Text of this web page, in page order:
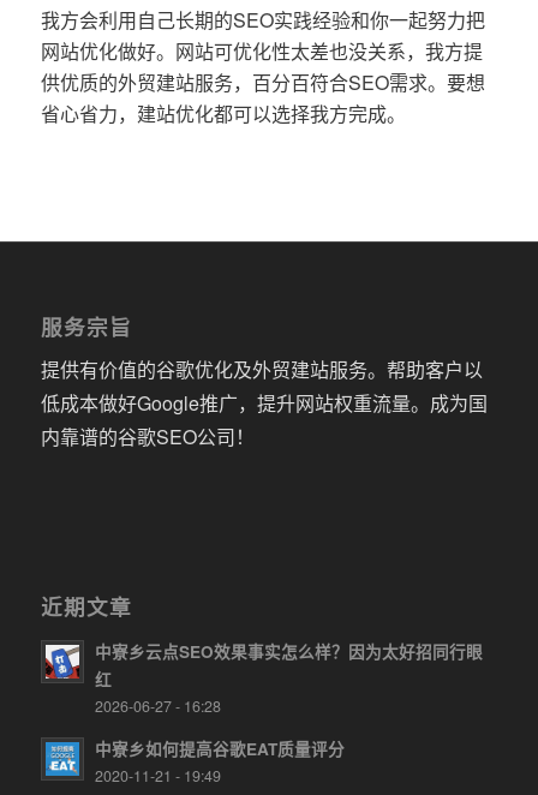
我方会利用自己长期的SEO实践经验和你一起努力把
网站优化做好。网站可优化性太差也没关系，我方提
供优质的外贸建站服务，百分百符合SEO需求。要想
省心省力，建站优化都可以选择我方完成。
服务宗旨
提供有价值的谷歌优化及外贸建站服务。帮助客户以
低成本做好Google推广，提升网站权重流量。成为国
内靠谱的谷歌SEO公司！
近期文章
中寮乡云点SEO效果事实怎么样？因为太好招同行眼
红
2026-06-27 - 16:28
中寮乡如何提高谷歌EAT质量评分
2020-11-21 - 19:49